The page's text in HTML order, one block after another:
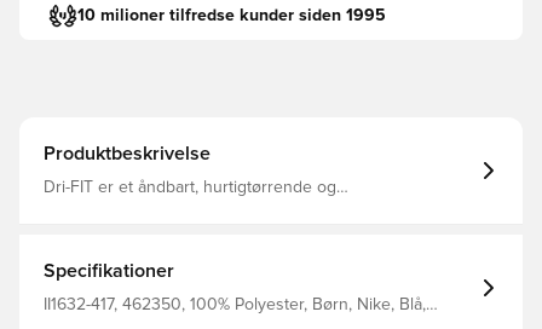
10 milioner tilfredse kunder siden 1995
Produktbeskrivelse
Dri-FIT er et åndbart, hurtigtørrende og
Specifikationer
II1632-417, 462350, 100% Polyester, Børn, Nike, Blå,